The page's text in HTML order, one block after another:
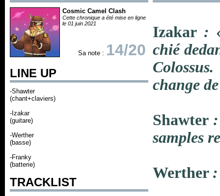
Cosmic Camel Clash
Cette chronique a été mise en ligne
le 01 juin 2021
Sa note : 14/20
LINE UP
-Shawter
(chant+claviers)
-Izakar
(guitare)
-Werther
(basse)
-Franky
(batterie)
TRACKLIST
Izakar :
chié
change
Shawter
samples
Werther